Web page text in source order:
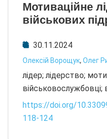
Мотиваційне
військових
30.11.2024
Олексій Ворощук, Олег
лідер; лідерство;
військовослужбовці;
https://doi.org/
118-124